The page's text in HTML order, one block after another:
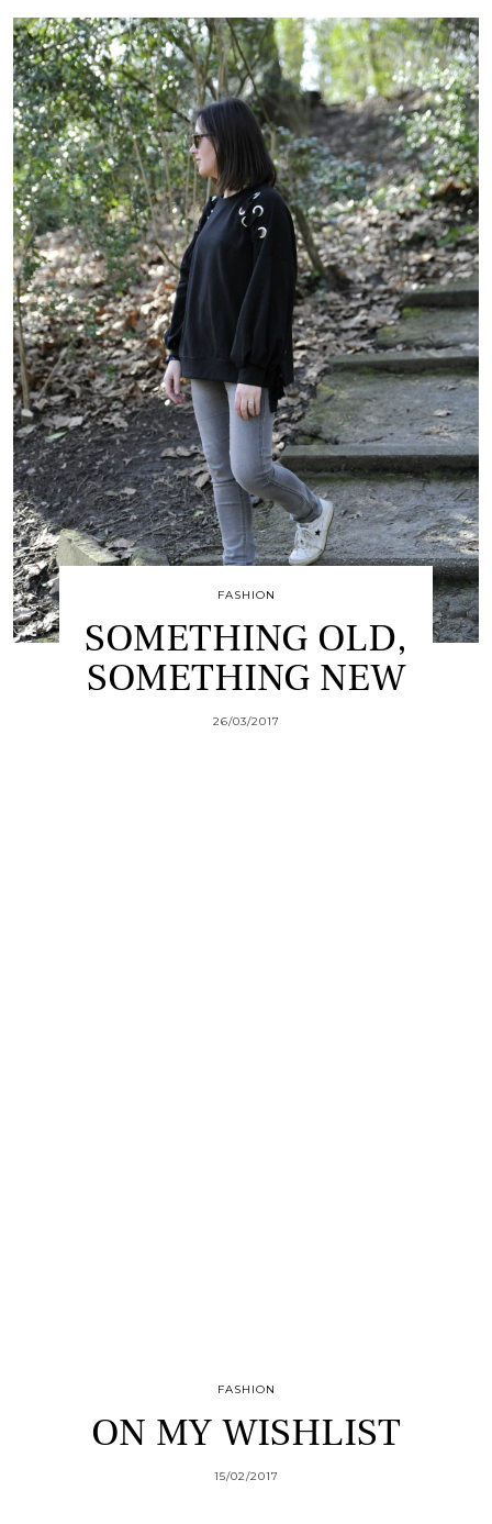
FASHION
SOMETHING OLD,
SOMETHING NEW
26/03/2017
FASHION
ON MY WISHLIST
15/02/2017